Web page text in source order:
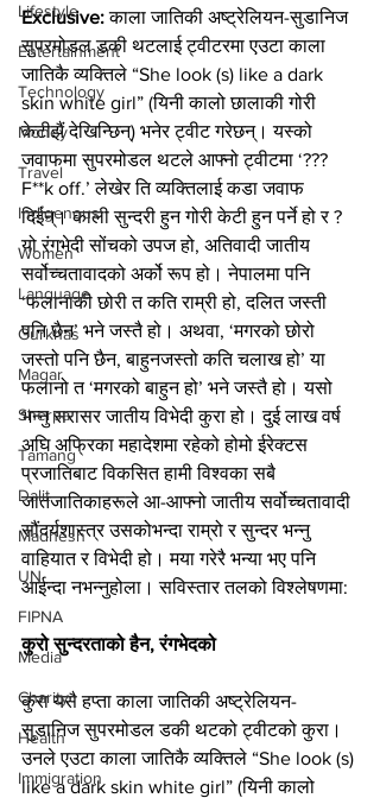
Lifestyle
Entertainment
Technology
Money
Travel
Indigenous
Women
Language
Gurkhas
Magar
Sherpa
Tamang
Dalit
Madhesh
UN
FIPNA
Media
Charity
Health
Immigration
Exclusive: काला जातिकी अष्ट्रेलियन-सुडानिज
सुपरमोडल डकी थटलाई ट्वीटरमा एउटा काला
जातिकै व्यक्तिले “She look (s) like a dark
skin white girl” (यिनी कालो छालाकी गोरी
केटीझैं देखिन्छिन्) भनेर ट्वीट गरेछन्। यस्को
जवाफमा सुपरमोडल थटले आफ्नो ट्वीटमा ‘???
F**k off.’ लेखेर ति व्यक्तिलाई कडा जवाफ
दिईन्। काली सुन्दरी हुन गोरी केटी हुन पर्ने हो र ?
यो रंगभेदी सोंचको उपज हो, अतिवादी जातीय
सर्वोच्चतावादको अर्को रूप हो। नेपालमा पनि
‘फलानाकी छोरी त कति राम्री हो, दलित जस्ती
पनि छैन’ भने जस्तै हो। अथवा, ‘मगरको छोरो
जस्तो पनि छैन, बाहुनजस्तो कति चलाख हो’ या
फलानो त ‘मगरको बाहुन हो’ भने जस्तै हो। यसो
भन्नु सरासर जातीय विभेदी कुरा हो। दुई लाख वर्ष
अघि अफ्रिका महादेशमा रहेको होमो ईरेक्टस
प्रजातिबाट विकसित हामी विश्वका सबै
जातजातिकाहरूले आ-आफ्नो जातीय सर्वोच्चतावादी
सौंदर्यशास्त्र उसकोभन्दा राम्रो र सुन्दर भन्नु
वाहियात र विभेदी हो। मया गरेरै भन्या भए पनि
आईन्दा नभन्नुहोला। सविस्तार तलको विश्लेषणमा:
कुरो सुन्दरताको हैन, रंगभेदको
कुरा यसै हप्ता काला जातिकी अष्ट्रेलियन-
सुडानिज सुपरमोडल डकी थटको ट्वीटको कुरा।
उनले एउटा काला जातिकै व्यक्तिले “She look (s)
like a dark skin white girl” (यिनी कालो